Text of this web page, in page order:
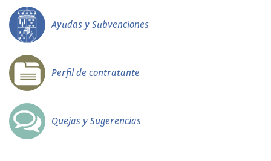
Ayudas y Subvenciones
Perfil de contratante
Quejas y Sugerencias